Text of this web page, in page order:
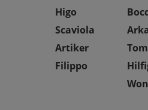
Higo
Scaviola
Artiker
Filippo